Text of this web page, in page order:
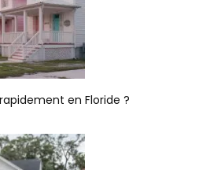
en Floride ?